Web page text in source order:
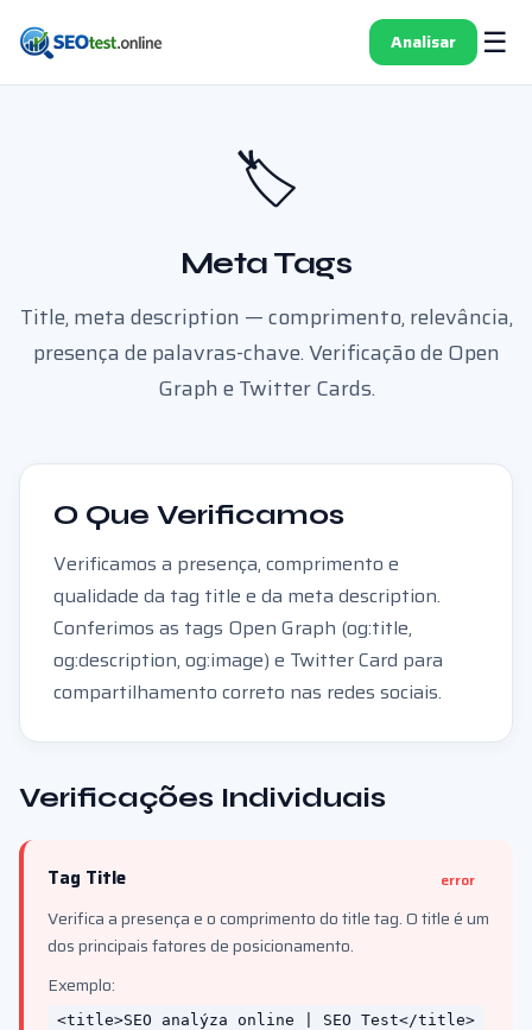
Analisar ☰
🏷️
Meta Tags
Title, meta description — comprimento, relevância,
presença de palavras-chave. Verificação de Open
Graph e Twitter Cards.
O Que Verificamos
Verificamos a presença, comprimento e
qualidade da tag title e da meta description.
Conferimos as tags Open Graph (og:title,
og:description, og:image) e Twitter Card para
compartilhamento correto nas redes sociais.
Verificações Individuais
Tag Title error
Verifica a presença e o comprimento do title tag. O title é um
dos principais fatores de posicionamento.
Exemplo:
<title>SEO analýza online | SEO Test</title>